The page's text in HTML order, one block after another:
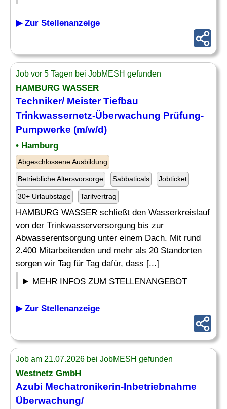
▶ Zur Stellenanzeige
Job vor 5 Tagen bei JobMESH gefunden
HAMBURG WASSER
Techniker/ Meister Tiefbau
Trinkwassernetz-Überwachung Prüfung-
Pumpwerke (m/w/d)
• Hamburg
Abgeschlossene Ausbildung
Betriebliche Altersvorsorge Sabbaticals Jobticket
30+ Urlaubstage Tarifvertrag
HAMBURG WASSER schließt den Wasserkreislauf
von der Trinkwasserversorgung bis zur
Abwasserentsorgung unter einem Dach. Mit rund
2.400 Mitarbeitenden und mehr als 20 Standorten
sorgen wir Tag für Tag dafür, dass [...]
MEHR INFOS ZUM STELLENANGEBOT
▶ Zur Stellenanzeige
Job am 21.07.2026 bei JobMESH gefunden
Westnetz GmbH
Azubi Mechatronikerin-Inbetriebnahme
Überwachung/